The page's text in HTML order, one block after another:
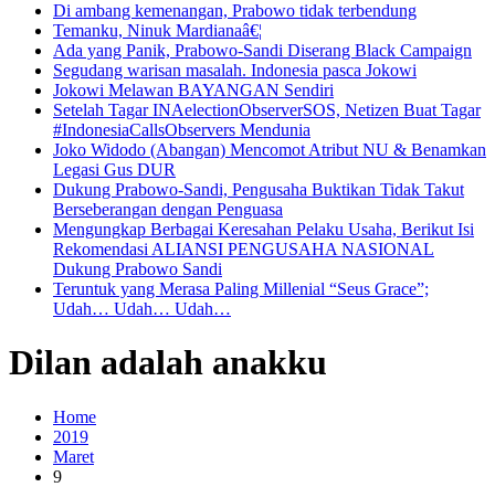
Di ambang kemenangan, Prabowo tidak terbendung
Temanku, Ninuk Mardianaâ€¦
Ada yang Panik, Prabowo-Sandi Diserang Black Campaign
Segudang warisan masalah. Indonesia pasca Jokowi
Jokowi Melawan BAYANGAN Sendiri
Setelah Tagar INAelectionObserverSOS, Netizen Buat Tagar
#IndonesiaCallsObservers Mendunia
Joko Widodo (Abangan) Mencomot Atribut NU & Benamkan
Legasi Gus DUR
Dukung Prabowo-Sandi, Pengusaha Buktikan Tidak Takut
Berseberangan dengan Penguasa
Mengungkap Berbagai Keresahan Pelaku Usaha, Berikut Isi
Rekomendasi ALIANSI PENGUSAHA NASIONAL
Dukung Prabowo Sandi
Teruntuk yang Merasa Paling Millenial “Seus Grace”;
Udah… Udah… Udah…
Dilan adalah anakku
Home
2019
Maret
9